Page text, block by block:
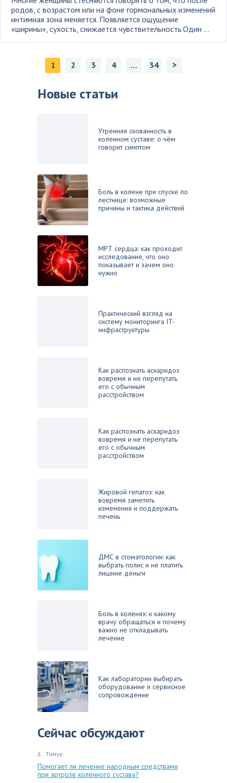
родов, с возрастом или на фоне гормональных изменений
интимная зона меняется. Появляется ощущение
«ширины», сухость, снижается чувствительность.Один ...
1 2 3 4 … 34 >
Новые статьи
Утренняя скованность в
коленном суставе: о чём
говорит симптом
Боль в колене при спуске по
лестнице: возможные
причины и тактика действий
МРТ сердца: как проходит
исследование, что оно
показывает и зачем оно
нужно
Практический взгляд на
систему мониторинга IT-
инфраструктуры
Как распознать аскаридоз
вовремя и не перепутать
его с обычным
расстройством
Как распознать аскаридоз
вовремя и не перепутать
его с обычным
расстройством
Жировой гепатоз: как
вовремя заметить
изменения и поддержать
печень
ДМС в стоматологии: как
выбрать полис и не платить
лишние деньги
Боль в коленях: к какому
врачу обращаться и почему
важно не откладывать
лечение
Как лаборатории выбирать
оборудование и сервисное
сопровождение
Сейчас обсуждают
Тимур
Помогает ли лечение народным средствами
при артрозе коленного сустава?